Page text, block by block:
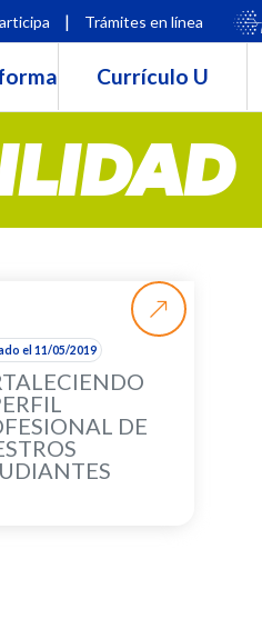
| Trámites en línea
Currículo U
el 11/05/2019
DE